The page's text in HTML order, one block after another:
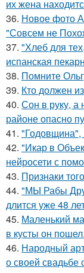
их жена
36. Новое фото
"Совсем не
37. "Хлеб для
испанская
38. Помните
39. Кто должен
40. Сон в руку, а
районе опасно
41. "Годовщина",
42. "Икар в
нейросети с
43. Признаки
44. "МЫ Рабы
длится уже 48
45. Маленький
в кусты он пошел.
46. Народный
о своей свадьбе